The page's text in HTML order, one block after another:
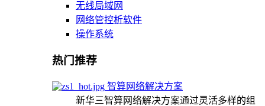
无线局域网
网络管控析软件
操作系统
热门推荐
智算网络解决方案
新华三智算网络解决方案通过灵活多样的组